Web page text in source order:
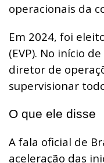
operacionais da
Em 2024, foi
(EVP). No início
diretor de
supervisionar
O que ele disse
A fala oficial de
aceleração das